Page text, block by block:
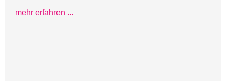
mehr erfahren ...